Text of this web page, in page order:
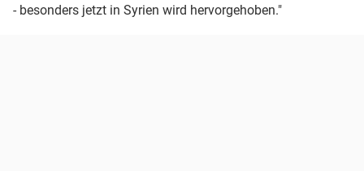
- besonders jetzt in Syrien wird hervorgehoben."